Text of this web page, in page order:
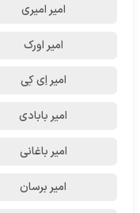
امیر امیری
امیر اورک
امیر اِی کِی
امیر بابادی
امیر باغانی
امیر برسان